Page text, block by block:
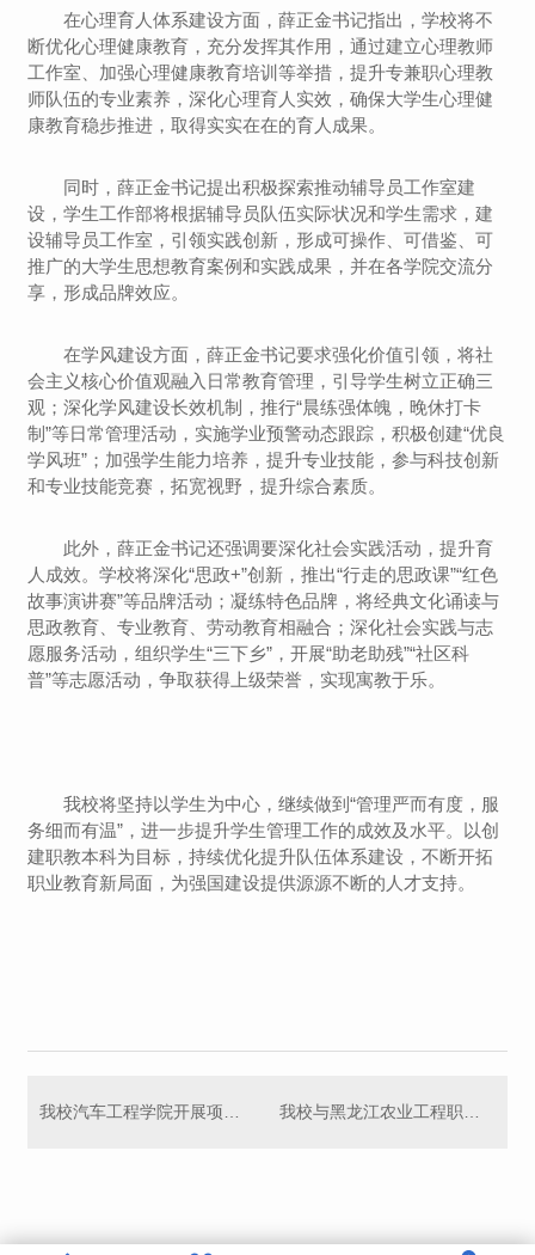
在心理育人体系建设方面，薛正金书记指出，学校将不
断优化心理健康教育，充分发挥其作用，通过建立心理教师
工作室、加强心理健康教育培训等举措，提升专兼职心理教
师队伍的专业素养，深化心理育人实效，确保大学生心理健
康教育稳步推进，取得实实在在的育人成果。
同时，薛正金书记提出积极探索推动辅导员工作室建
设，学生工作部将根据辅导员队伍实际状况和学生需求，建
设辅导员工作室，引领实践创新，形成可操作、可借鉴、可
推广的大学生思想教育案例和实践成果，并在各学院交流分
享，形成品牌效应。
在学风建设方面，薛正金书记要求强化价值引领，将社
会主义核心价值观融入日常教育管理，引导学生树立正确三
观；深化学风建设长效机制，推行“晨练强体魄，晚休打卡
制”等日常管理活动，实施学业预警动态跟踪，积极创建“优良
学风班”；加强学生能力培养，提升专业技能，参与科技创新
和专业技能竞赛，拓宽视野，提升综合素质。
此外，薛正金书记还强调要深化社会实践活动，提升育
人成效。学校将深化“思政+”创新，推出“行走的思政课”“红色
故事演讲赛”等品牌活动；凝练特色品牌，将经典文化诵读与
思政教育、专业教育、劳动教育相融合；深化社会实践与志
愿服务活动，组织学生“三下乡”，开展“助老助残”“社区科
普”等志愿活动，争取获得上级荣誉，实现寓教于乐。
我校将坚持以学生为中心，继续做到“管理严而有度，服
务细而有温”，进一步提升学生管理工作的成效及水平。以创
建职教本科为目标，持续优化提升队伍体系建设，不断开拓
职业教育新局面，为强国建设提供源源不断的人才支持。